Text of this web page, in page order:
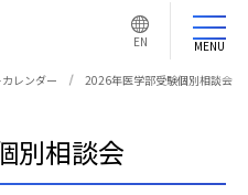
言
語
切
え
ボ
EN MENU
レンダー 2026年医学部受験個別相談会
別相談会